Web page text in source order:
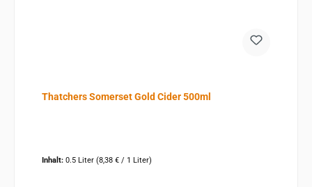
Thatchers Somerset Gold Cider 500ml
Inhalt: 0.5 Liter (8,38 € / 1 Liter)